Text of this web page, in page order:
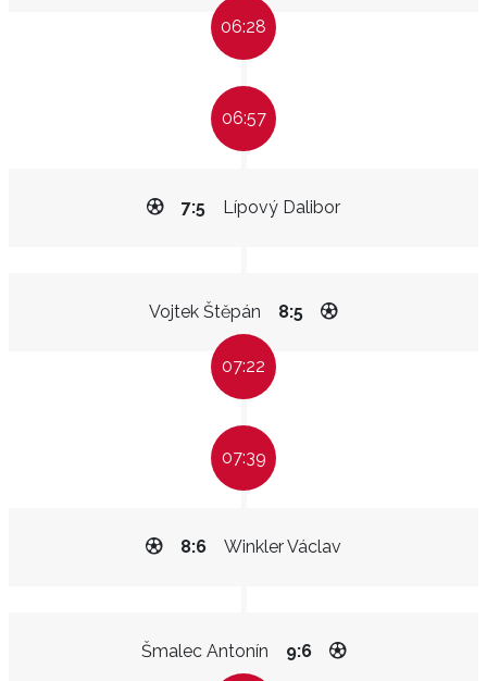
06:28
06:57
Lípový Dalibor
7:5
Vojtek Štěpán 8:5
07:22
07:39
Winkler Václav
8:6
Šmalec Antonín 9:6